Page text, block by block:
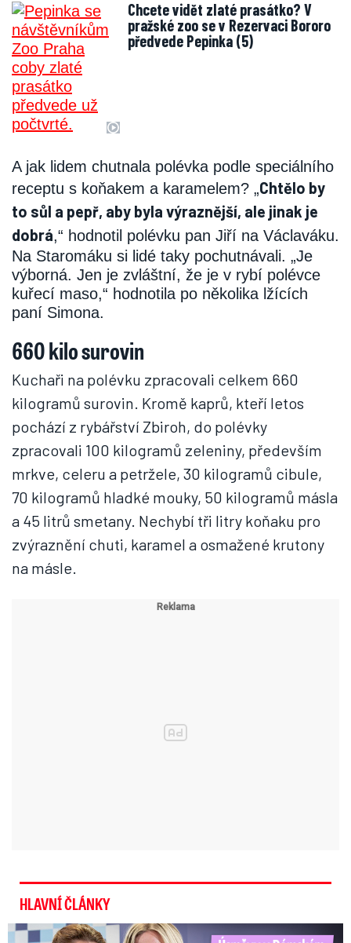
Chcete vidět zlaté prasátko? V
pražské zoo se v Rezervaci Bororo
předvede Pepinka (5)
A jak lidem chutnala polévka podle speciálního
receptu s koňakem a karamelem? „Chtělo by
to sůl a pepř, aby byla výraznější, ale jinak je
dobrá,“ hodnotil polévku pan Jiří na Václaváku.
Na Staromáku si lidé taky pochutnávali. „Je
výborná. Jen je zvláštní, že je v rybí polévce
kuřecí maso,“ hodnotila po několika lžících
paní Simona.
660 kilo surovin
Kuchaři na polévku zpracovali celkem 660
kilogramů surovin. Kromě kaprů, kteří letos
pochází z rybářství Zbiroh, do polévky
zpracovali 100 kilogramů zeleniny, především
mrkve, celeru a petržele, 30 kilogramů cibule,
70 kilogramů hladké mouky, 50 kilogramů másla
a 45 litrů smetany. Nechybí tři litry koňaku pro
zvýraznění chuti, karamel a osmažené krutony
na másle.
HLAVNÍ ČLÁNKY